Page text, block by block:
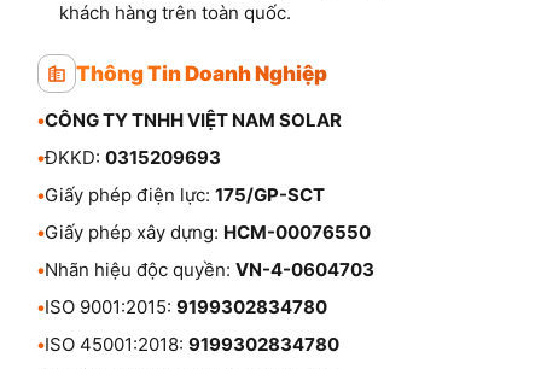
khách hàng trên toàn quốc.
Thông Tin Doanh Nghiệp
•CÔNG TY TNHH VIỆT NAM SOLAR
•ĐKKD: 0315209693
•Giấy phép điện lực: 175/GP-SCT
•Giấy phép xây dựng: HCM-00076550
•Nhãn hiệu độc quyền: VN-4-0604703
•ISO 9001:2015: 9199302834780
•ISO 45001:2018: 9199302834780